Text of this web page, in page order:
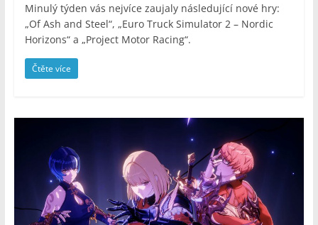
Minulý týden vás nejvíce zaujaly následující nové hry:
„Of Ash and Steel“, „Euro Truck Simulator 2 – Nordic
Horizons“ a „Project Motor Racing“.
Čtěte více